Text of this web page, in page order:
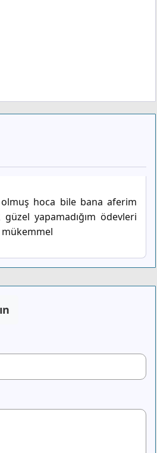
hoca bile bana aferim
yapamadığım ödevleri